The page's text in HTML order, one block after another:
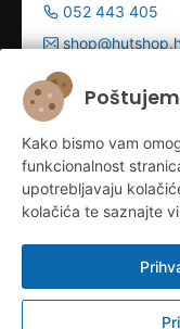
Kako bismo vam
funkcionalnost
upotrebljavaju
kolačića te saznajte
052 443 405
Radno vrijeme:
Pon - Pet 9:00-
Sub 9:00-13:00